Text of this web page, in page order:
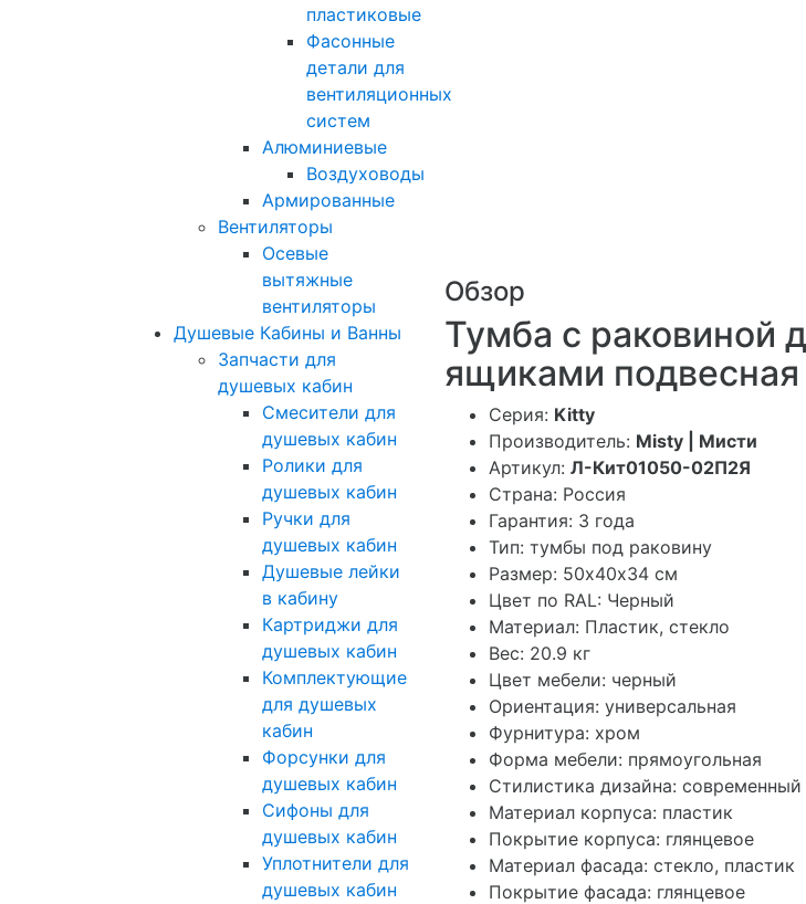
пластиковые
Фасонные
детали для
вентиляционных
систем
Алюминиевые
Воздуховоды
Армированные
Вентиляторы
Осевые
вытяжные
вентиляторы
Душевые Кабины и Ванны
Запчасти для
душевых кабин
Смесители для
душевых кабин
Ролики для
душевых кабин
Ручки для
душевых кабин
Душевые лейки
в кабину
Картриджи для
душевых кабин
Комплектующие
для душевых
кабин
Форсунки для
душевых кабин
Сифоны для
душевых кабин
Уплотнители для
душевых кабин
Обзор
Тумба с раковиной
ящиками
Серия: Kitty
Производитель: Misty | Мисти
Артикул: Л-Кит01050-02П2Я
Страна: Россия
Гарантия: 3 года
Тип: тумбы под раковину
Размер: 50х40х34 см
Цвет по RAL: Черный
Материал: Пластик, стекло
Вес: 20.9 кг
Цвет мебели: черный
Ориентация: универсальная
Фурнитура: хром
Форма мебели: прямоугольная
Стилистика дизайна: современный
Материал корпуса: пластик
Покрытие корпуса: глянцевое
Материал фасада: стекло, пластик
Покрытие фасада: глянцевое